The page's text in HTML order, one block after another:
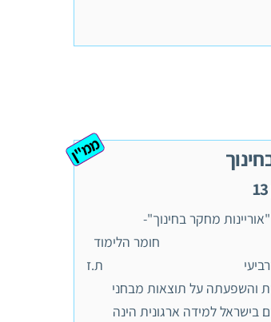
ממ"ן
הקורס: "אוריינות מחקר בחינוך"-
חומר הלימוד
שלישי ורביעי ת.ז
והשפעתה על תוצאות מבחני
בישראל למידה ארגונית הינה